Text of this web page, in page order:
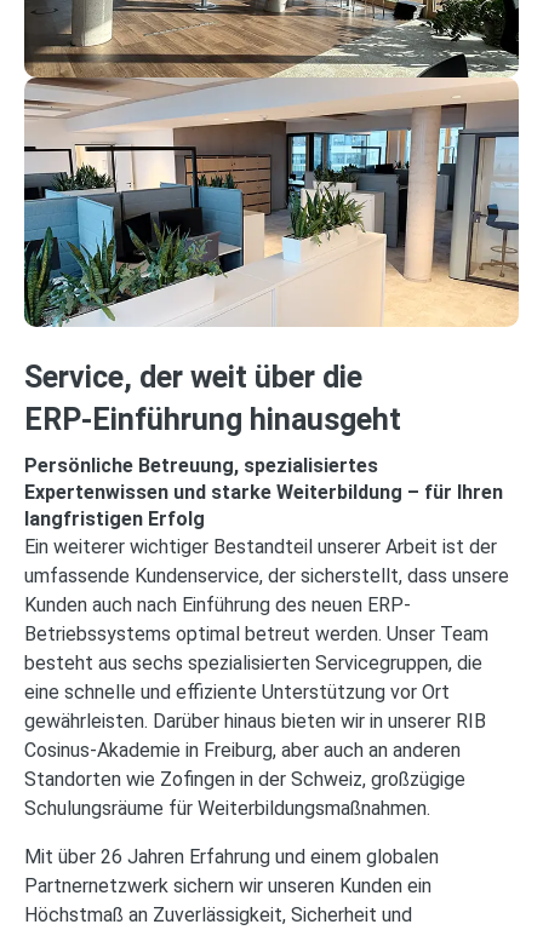
Service, der weit über die
ERP‑Einführung hinausgeht
Persönliche Betreuung, spezialisiertes
Expertenwissen und starke Weiterbildung – für Ihren
langfristigen Erfolg
Ein weiterer wichtiger Bestandteil unserer Arbeit ist der
umfassende Kundenservice, der sicherstellt, dass unsere
Kunden auch nach Einführung des neuen ERP-
Betriebssystems optimal betreut werden. Unser Team
besteht aus sechs spezialisierten Servicegruppen, die
eine schnelle und effiziente Unterstützung vor Ort
gewährleisten. Darüber hinaus bieten wir in unserer RIB
Cosinus-Akademie in Freiburg, aber auch an anderen
Standorten wie Zofingen in der Schweiz, großzügige
Schulungsräume für Weiterbildungsmaßnahmen.
Mit über 26 Jahren Erfahrung und einem globalen
Partnernetzwerk sichern wir unseren Kunden ein
Höchstmaß an Zuverlässigkeit, Sicherheit und